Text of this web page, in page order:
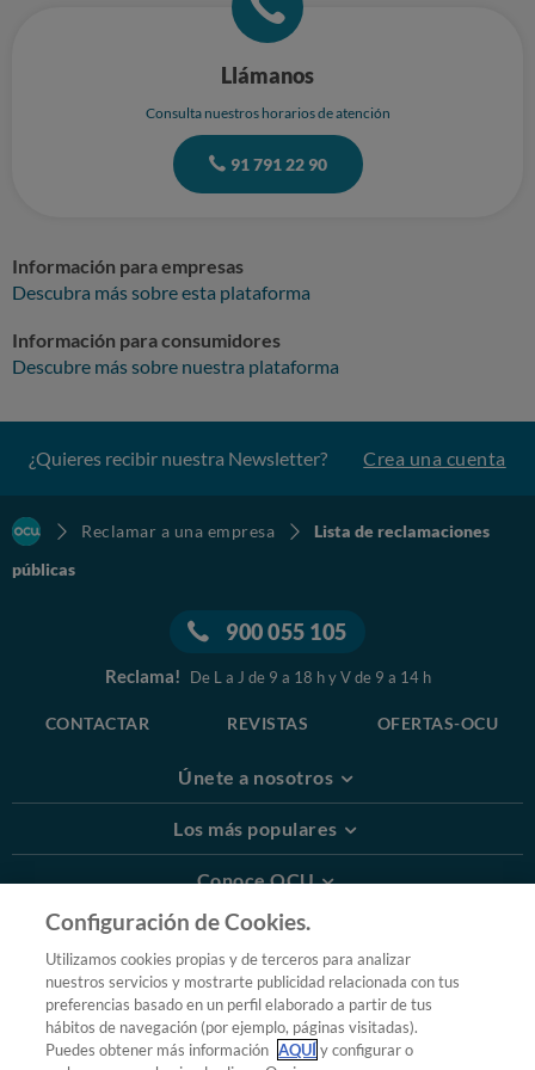
Llámanos
Consulta nuestros horarios de atención
91 791 22 90
Información para empresas
Descubra más sobre esta plataforma
Información para consumidores
Descubre más sobre nuestra plataforma
¿Quieres recibir nuestra Newsletter? Crea una cuenta
Reclamar a una empresa
Lista de reclamaciones
públicas
900 055 105
Reclama! De L a J de 9 a 18 h y V de 9 a 14 h
CONTACTAR REVISTAS OFERTAS-OCU
Únete a nosotros
Los más populares
Conoce OCU
Más Información
© 2026 OCU
Condiciones generales de contratación de OCU
Política de privacidad
Configuración de Cookies.
Utilizamos cookies propias y de terceros para analizar
nuestros servicios y mostrarte publicidad relacionada con tus
preferencias basado en un perfil elaborado a partir de tus
hábitos de navegación (por ejemplo, páginas visitadas).
Puedes obtener más información AQUÍy configurar o